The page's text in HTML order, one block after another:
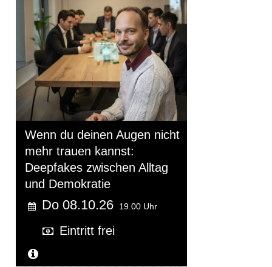
Wenn du deinen Augen nicht
mehr trauen kannst:
Deepfakes zwischen Alltag
und Demokratie
Do 08.10.26 19.00 Uhr
Eintritt frei